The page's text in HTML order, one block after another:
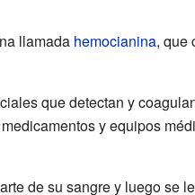
llamada hemocianina, que
que detectan y
y equipos
de su sangre y luego se